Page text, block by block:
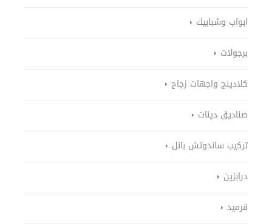
ابواب وشبابيك
برجولات
كلادينج واجهات زجاج
صناديق دينات
تركيب ساندوتش بانل
درابزين
قرميد